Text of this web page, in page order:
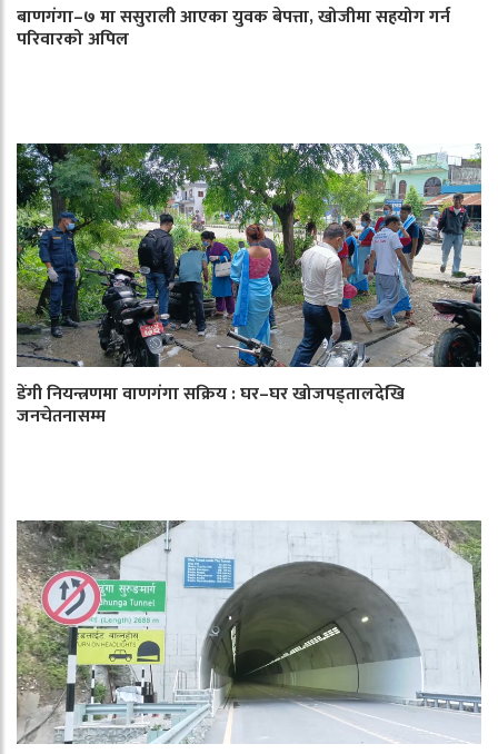
बाणगंगा–७ मा ससुराली आएका युवक बेपत्ता, खोजीमा सहयोग गर्न
परिवारको अपिल
डेंगी नियन्त्रणमा वाणगंगा सक्रिय : घर–घर खोजपड्तालदेखि
जनचेतनासम्म